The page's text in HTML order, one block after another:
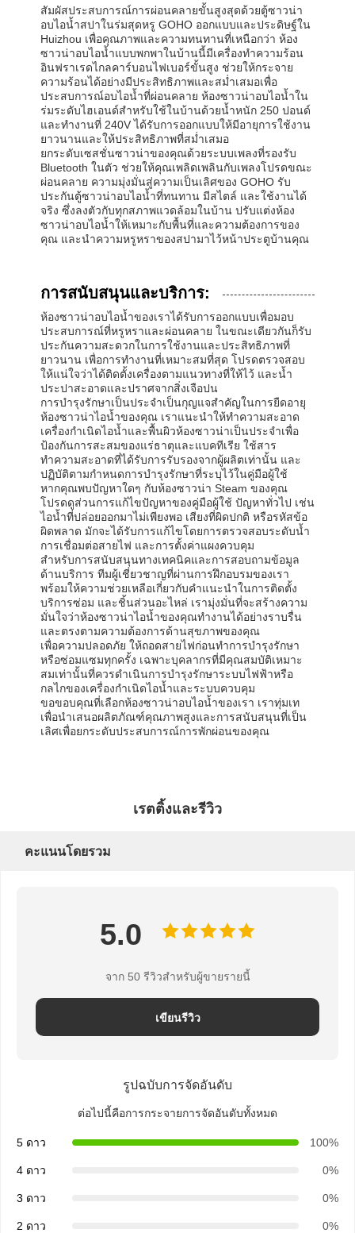
สัมผัสประสบการณ์การผ่อนคลายขั้นสูงสุดด้วยตู้ซาวน่า
อบไอน้ำสปาในร่มสุดหรู GOHO ออกแบบและประดิษฐ์ใน
Huizhou เพื่อคุณภาพและความทนทานที่เหนือกว่า ห้อง
ซาวน่าอบไอน้ำแบบพกพาในบ้านนี้มีเครื่องทำความร้อน
อินฟราเรดไกลคาร์บอนไฟเบอร์ขั้นสูง ช่วยให้กระจาย
ความร้อนได้อย่างมีประสิทธิภาพและสม่ำเสมอเพื่อ
ประสบการณ์อบไอน้ำที่ผ่อนคลาย ห้องซาวน่าอบไอน้ำใน
ร่มระดับไฮเอนด์สำหรับใช้ในบ้านด้วยน้ำหนัก 250 ปอนด์
และทำงานที่ 240V ได้รับการออกแบบให้มีอายุการใช้งาน
ยาวนานและให้ประสิทธิภาพที่สม่ำเสมอ
ยกระดับเซสชั่นซาวน่าของคุณด้วยระบบเพลงที่รองรับ
Bluetooth ในตัว ช่วยให้คุณเพลิดเพลินกับเพลงโปรดขณะ
ผ่อนคลาย ความมุ่งมั่นสู่ความเป็นเลิศของ GOHO รับ
ประกันตู้ซาวน่าอบไอน้ำที่ทนทาน มีสไตล์ และใช้งานได้
จริง ซึ่งลงตัวกับทุกสภาพแวดล้อมในบ้าน ปรับแต่งห้อง
ซาวน่าอบไอน้ำให้เหมาะกับพื้นที่และความต้องการของ
คุณ และนำความหรูหราของสปามาไว้หน้าประตูบ้านคุณ
การสนับสนุนและบริการ:
ห้องซาวน่าอบไอน้ำของเราได้รับการออกแบบเพื่อมอบ
ประสบการณ์ที่หรูหราและผ่อนคลาย ในขณะเดียวกันก็รับ
ประกันความสะดวกในการใช้งานและประสิทธิภาพที่
ยาวนาน เพื่อการทำงานที่เหมาะสมที่สุด โปรดตรวจสอบ
ให้แน่ใจว่าได้ติดตั้งเครื่องตามแนวทางที่ให้ไว้ และน้ำ
ประปาสะอาดและปราศจากสิ่งเจือปน
การบำรุงรักษาเป็นประจำเป็นกุญแจสำคัญในการยืดอายุ
ห้องซาวน่าไอน้ำของคุณ เราแนะนำให้ทำความสะอาด
เครื่องกำเนิดไอน้ำและพื้นผิวห้องซาวน่าเป็นประจำเพื่อ
ป้องกันการสะสมของแร่ธาตุและแบคทีเรีย ใช้สาร
ทำความสะอาดที่ได้รับการรับรองจากผู้ผลิตเท่านั้น และ
ปฏิบัติตามกำหนดการบำรุงรักษาที่ระบุไว้ในคู่มือผู้ใช้
หากคุณพบปัญหาใดๆ กับห้องซาวน่า Steam ของคุณ
โปรดดูส่วนการแก้ไขปัญหาของคู่มือผู้ใช้ ปัญหาทั่วไป เช่น
ไอน้ำที่ปล่อยออกมาไม่เพียงพอ เสียงที่ผิดปกติ หรือรหัสข้อ
ผิดพลาด มักจะได้รับการแก้ไขโดยการตรวจสอบระดับน้ำ
การเชื่อมต่อสายไฟ และการตั้งค่าแผงควบคุม
สำหรับการสนับสนุนทางเทคนิคและการสอบถามข้อมูล
ด้านบริการ ทีมผู้เชี่ยวชาญที่ผ่านการฝึกอบรมของเรา
พร้อมให้ความช่วยเหลือเกี่ยวกับคำแนะนำในการติดตั้ง
บริการซ่อม และชิ้นส่วนอะไหล่ เรามุ่งมั่นที่จะสร้างความ
มั่นใจว่าห้องซาวน่าไอน้ำของคุณทำงานได้อย่างราบรื่น
และตรงตามความต้องการด้านสุขภาพของคุณ
เพื่อความปลอดภัย ให้ถอดสายไฟก่อนทำการบำรุงรักษา
หรือซ่อมแซมทุกครั้ง เฉพาะบุคลากรที่มีคุณสมบัติเหมาะ
สมเท่านั้นที่ควรดำเนินการบำรุงรักษาระบบไฟฟ้าหรือ
กลไกของเครื่องกำเนิดไอน้ำและระบบควบคุม
ขอขอบคุณที่เลือกห้องซาวน่าอบไอน้ำของเรา เราทุ่มเท
เพื่อนำเสนอผลิตภัณฑ์คุณภาพสูงและการสนับสนุนที่เป็น
เลิศเพื่อยกระดับประสบการณ์การพักผ่อนของคุณ
เรตติ้งและรีวิว
คะแนนโดยรวม
5.0
จาก 50 รีวิวสำหรับผู้ขายรายนี้
เขียนรีวิว
รูปฉบับการจัดอันดับ
ต่อไปนี้คือการกระจายการจัดอันดับทั้งหมด
5 ดาว 100%
4 ดาว 0%
3 ดาว 0%
2 ดาว 0%